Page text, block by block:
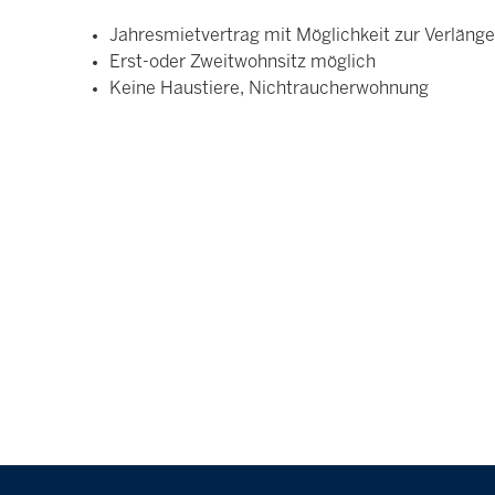
Jahresmietvertrag mit Möglichkeit zur
Erst-oder Zweitwohnsitz möglich
Keine Haustiere, Nichtraucherwohnung